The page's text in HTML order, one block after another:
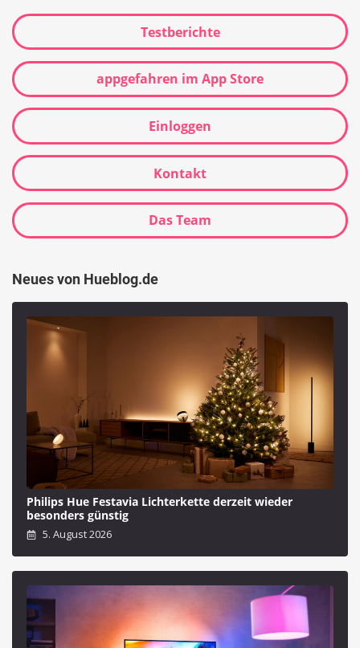
Testberichte
appgefahren im App Store
Einloggen
Kontakt
Das Team
Neues von Hueblog.de
Philips Hue Festavia Lichterkette derzeit wieder
besonders günstig
5. August 2026